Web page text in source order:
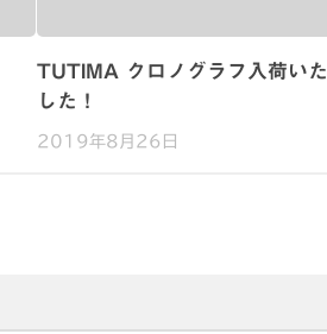
TUTIMA クロノグラフ入荷い
した！
2019年8月26日